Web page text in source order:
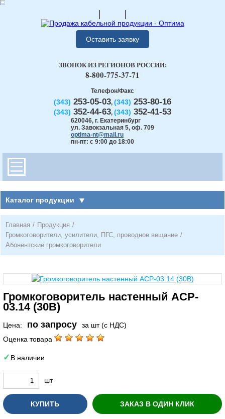
Оставить заявку
Телефон/Факс
(343) 253-05-03, (343) 253-80-16
(343) 352-44-63, (343) 352-41-53
620046, г. Екатеринбург
ул. Завокзальная 5, оф. 709
optima-nt@mail.ru
пн-пт: с 9:00 до 18:00
ЗВОНОК ИЗ РЕГИОНОВ РОССИИ:
8-800-775-37-71
Каталог продукции
Главная / Продукция /
Громкоговорители, усилители, ПГС, проводное вещание /
Абонентские громкоговорители
Громкоговоритель настенный ACP-
03.14 (30В)
Цена: по запросу
за шт (с НДС)
Оценка товара
В наличии
шт
КУПИТЬ ЗАКАЗ В ОДИН КЛИК